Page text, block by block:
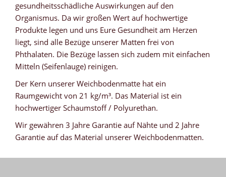
gesundheitsschädliche Auswirkungen auf den
Organismus. Da wir großen Wert auf hochwertige
Produkte legen und uns Eure Gesundheit am Herzen
liegt, sind alle Bezüge unserer Matten frei von
Phthalaten. Die Bezüge lassen sich zudem mit einfachen
Mitteln (Seifenlauge) reinigen.
Der Kern unserer Weichbodenmatte hat ein
Raumgewicht von 21 kg/m³. Das Material ist ein
hochwertiger Schaumstoff / Polyurethan.
Wir gewähren 3 Jahre Garantie auf Nähte und 2 Jahre
Garantie auf das Material unserer Weichbodenmatten.